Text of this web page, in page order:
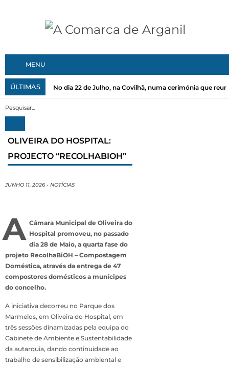
MENU
ÚLTIMAS No dia 22 de Julho, na Covilhã, numa cerimónia que
OLIVEIRA DO HOSPITAL:
PROJECTO “RECOLHABIOH”
JUNHO 11, 2026 - NOTÍCIAS
A Câmara Municipal de Oliveira do
Hospital promoveu, no passado
dia 28 de Maio, a quarta fase do
projeto RecolhaBiOH – Compostagem
Doméstica, através da entrega de 47
compostores domésticos a munícipes
do concelho.
A iniciativa decorreu no Parque dos
Marmelos, em Oliveira do Hospital, em
três sessões dinamizadas pela equipa do
Gabinete de Ambiente e Sustentabilidade
da autarquia, dando continuidade ao
trabalho de sensibilização ambiental e